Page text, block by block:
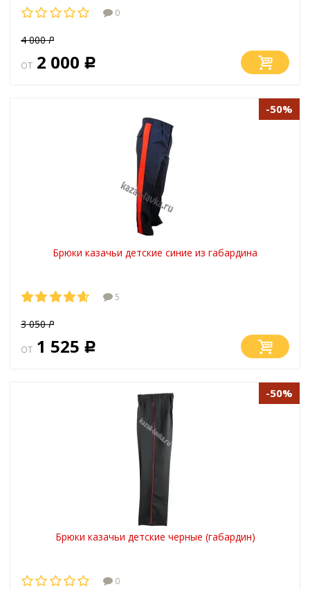
0
4 000Р
от 2 000 Р
Брюки казачьи детские синие из габардина
5
3 050Р
от 1 525 Р
-50%
Брюки казачьи детские черные (габардин)
0
-50%